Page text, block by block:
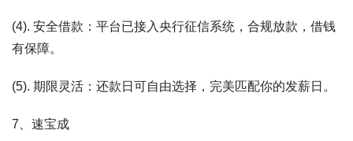
(4). 安全借款：平台已接入央行征信系统，合规放款，借钱
有保障。
(5). 期限灵活：还款日可自由选择，完美匹配你的发薪日。
7、速宝成